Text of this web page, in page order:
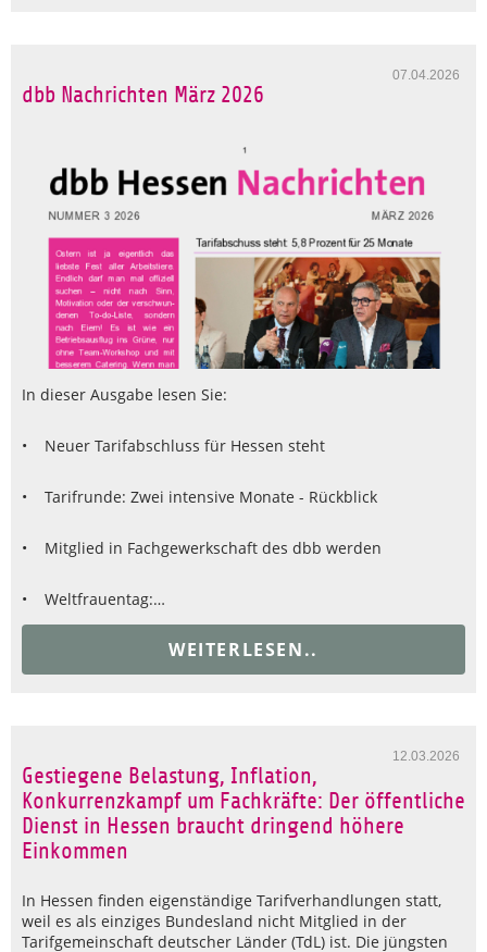
07.04.2026
dbb Nachrichten März 2026
In dieser Ausgabe lesen Sie:
• Neuer Tarifabschluss für Hessen steht
• Tarifrunde: Zwei intensive Monate - Rückblick
• Mitglied in Fachgewerkschaft des dbb werden
• Weltfrauentag:…
WEITERLESEN..
12.03.2026
Gestiegene Belastung, Inflation,
Konkurrenzkampf um Fachkräfte: Der öffentliche
Dienst in Hessen braucht dringend höhere
Einkommen
In Hessen finden eigenständige Tarifverhandlungen statt,
weil es als einziges Bundesland nicht Mitglied in der
Tarifgemeinschaft deutscher Länder (TdL) ist. Die jüngsten